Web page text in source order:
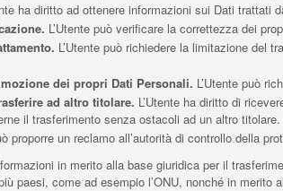
ha diritto ad ottenere informazioni sui Dati
L’Utente può verificare la correttezza dei
L’Utente può richiedere la limitazione del
dei propri Dati Personali. L’Utente può
ad altro titolare. L’Utente ha diritto di
il trasferimento senza ostacoli ad un altro titolare.
proporre un reclamo all’autorità di controllo della
in merito alla base giuridica per il
paesi, come ad esempio l’ONU, nonché in